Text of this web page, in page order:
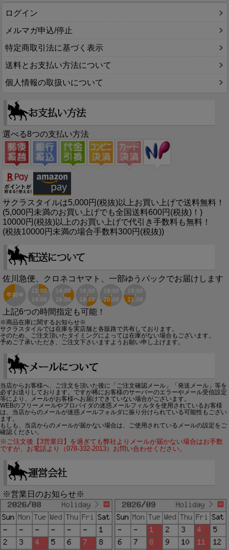
ログイン
メルマガ申込/停止
特定商取引法に基づく表示
送料とお支払い方法について
個人情報の取扱いについて
選べる8つの支払い方法
サクラスタイルは5,000円(税抜)以上お買い上げで送料無料！
(5,000円未満のお買い上げでも全国送料600円(税抜)！)
10000円(税抜)以上のお買い上げで代引き手数料も無料！
(税抜10000円未満の場合手数料300円(税抜))
佐川急便、クロネコヤマト、一部ゆうパックでお届けします
上記6つの時間指定も可能！
※商品在庫に関するお知らせ※
サクラスタイルでは在庫を実店舗と各販路で共有しております。
そのため、ご注文頂いたタイミングによっては在庫がない場合もございます。
予めご了承いただき、ご注文下さいますようお願い申し上げます。
当店からお客様へ、ご注文を頂いた後に「ご注文確認メール」「発送メール」等を
必ずお送りしております。ですが稀にお客様のサーバーのエラーやメール受信設定
等により、メールがお客様へお届けできていない場合がございます。
WEBのフリーメールやプロバイダの迷惑メールフィルタを使用されているお客様
は、当店からのメールが迷惑メールフォルダに振り分けられている可能性もござい
ます。
もしも、当店からのメールが届かない場合は、ご使用されているメールの設定をご
確認ください。
※ご注文後【3営業日】を過ぎても弊社よりメールが届かない場合はお手数
ですが、お電話より（078-332-2013）お問い合わせください。
※営業日のお知らせ※